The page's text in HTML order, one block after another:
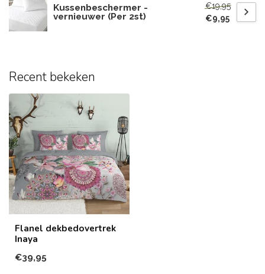
Kussenbeschermer -
vernieuwer (Per 2st)
€19,95
€9,95
Recent bekeken
Flanel dekbedovertrek
Inaya
€39,95